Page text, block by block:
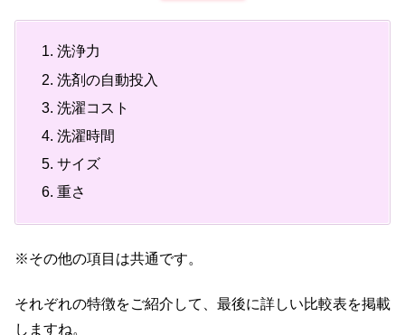
洗浄力
洗剤の自動投入
洗濯コスト
洗濯時間
サイズ
重さ
※その他の項目は共通です。
それぞれの特徴をご紹介して、最後に詳しい比較表を掲載
しますね。